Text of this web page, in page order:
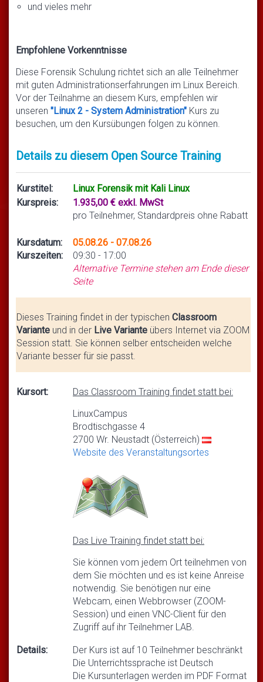
und vieles mehr
Empfohlene Vorkenntnisse
Diese Forensik Schulung richtet sich an alle Teilnehmer
mit guten Administrationserfahrungen im Linux Bereich.
Vor der Teilnahme an diesem Kurs, empfehlen wir
unseren "Linux 2 - System Administration" Kurs zu
besuchen, um den Kursübungen folgen zu können.
Details zu diesem Open Source Training
Kurstitel:
Linux Forensik mit Kali Linux
Kurspreis:
1.935,00 € exkl. MwSt
pro Teilnehmer, Standardpreis ohne Rabatt
Kursdatum:
Kurszeiten:
05.08.26 - 07.08.26
09:30 - 17:00
Alternative Termine stehen am Ende dieser
Seite
Dieses Training findet in der typischen Classroom
Variante und in der Live Variante übers Internet via ZOOM
Session statt. Sie können selber entscheiden welche
Variante besser für sie passt.
Kursort:
Das Classroom Training findet statt bei:
LinuxCampus
Brodtischgasse 4
2700 Wr. Neustadt (Österreich)
Website des Veranstaltungsortes
Das Live Training findet statt bei:
Sie können vom jedem Ort teilnehmen von
dem Sie möchten und es ist keine Anreise
notwendig. Sie benötigen nur eine
Webcam, einen Webbrowser (ZOOM-
Session) und einen VNC-Client für den
Zugriff auf ihr Teilnehmer LAB.
Details:
Der Kurs ist auf 10 Teilnehmer beschränkt
Die Unterrichtssprache ist Deutsch
Die Kursunterlagen werden im PDF Format